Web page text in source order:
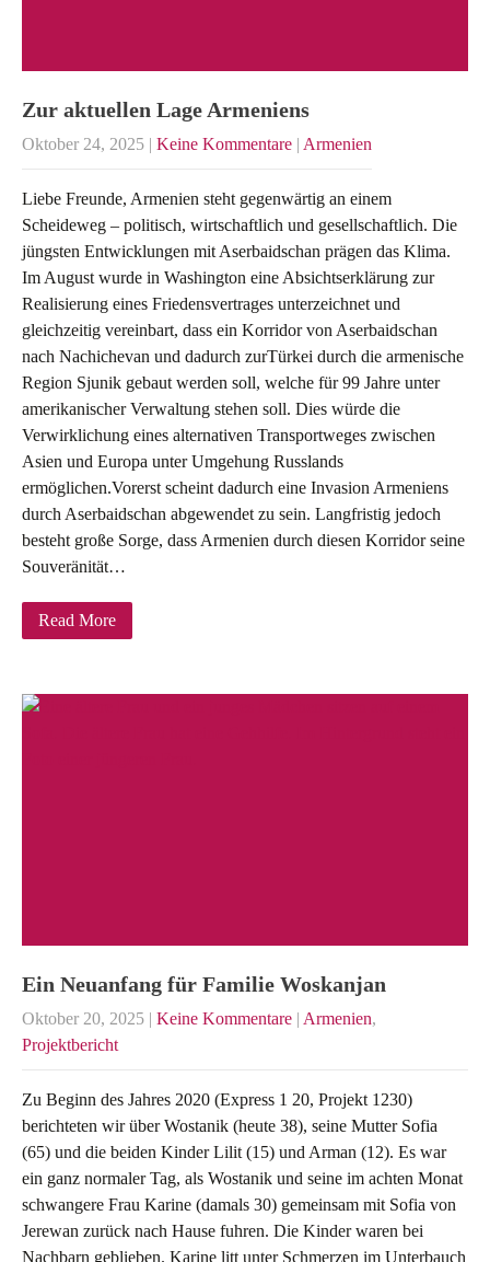
Zur aktuellen Lage Armeniens
Oktober 24, 2025 | Keine Kommentare | Armenien
Liebe Freunde, Armenien steht gegenwärtig an einem
Scheideweg – politisch, wirtschaftlich und gesellschaftlich. Die
jüngsten Entwicklungen mit Aserbaidschan prägen das Klima.
Im August wurde in Washington eine Absichtserklärung zur
Realisierung eines Friedensvertrages unterzeichnet und
gleichzeitig vereinbart, dass ein Korridor von Aserbaidschan
nach Nachichevan und dadurch zurTürkei durch die armenische
Region Sjunik gebaut werden soll, welche für 99 Jahre unter
amerikanischer Verwaltung stehen soll. Dies würde die
Verwirklichung eines alternativen Transportweges zwischen
Asien und Europa unter Umgehung Russlands
ermöglichen.Vorerst scheint dadurch eine Invasion Armeniens
durch Aserbaidschan abgewendet zu sein. Langfristig jedoch
besteht große Sorge, dass Armenien durch diesen Korridor seine
Souveränität…
Read More
Ein Neuanfang für Familie Woskanjan
Oktober 20, 2025 | Keine Kommentare | Armenien,
Projektbericht
Zu Beginn des Jahres 2020 (Express 1 20, Projekt 1230)
berichteten wir über Wostanik (heute 38), seine Mutter Sofia
(65) und die beiden Kinder Lilit (15) und Arman (12). Es war
ein ganz normaler Tag, als Wostanik und seine im achten Monat
schwangere Frau Karine (damals 30) gemeinsam mit Sofia von
Jerewan zurück nach Hause fuhren. Die Kinder waren bei
Nachbarn geblieben. Karine litt unter Schmerzen im Unterbauch